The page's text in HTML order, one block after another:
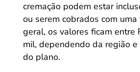
cremação podem estar
ou serem cobrados com
geral, os valores ficam entre
mil, dependendo da região
do plano.